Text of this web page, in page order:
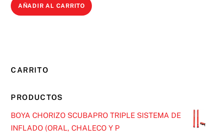
AÑADIR AL CARRITO
CARRITO
PRODUCTOS
BOYA CHORIZO SCUBAPRO TRIPLE SISTEMA DE
INFLADO (ORAL, CHALECO Y P